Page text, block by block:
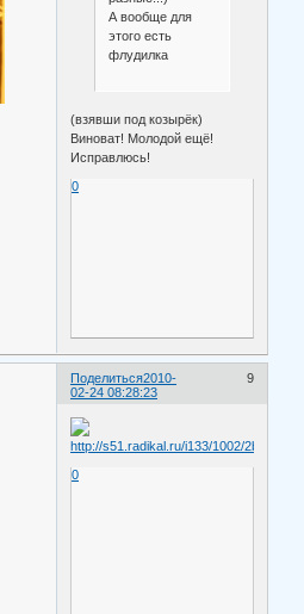
А вообще для
этого есть
флудилка
(взявши под козырёк)
Виноват! Молодой ещё!
Исправлюсь!
0
Поделиться 9
2010-
02-24 08:28:23
0